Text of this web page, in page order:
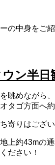
の中身をご紹
ン半日
眺めながら
タゴ方面へ
寄りはござ
上約43mの
ださい！